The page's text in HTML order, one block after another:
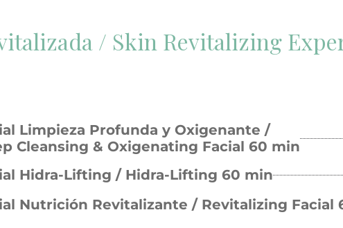
/ Skin Revitalizing
Limpieza Profunda y Oxigenante /
Cleansing & Oxigenating Facial 60 min
Hidra-Lifting / Hidra-Lifting 60 min
Nutrición Revitalizante / Revitalizing Facial